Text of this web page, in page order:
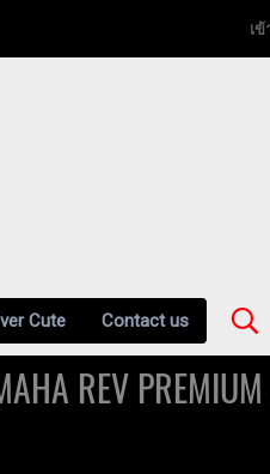
เ
Cute Contact us
PREMIUM